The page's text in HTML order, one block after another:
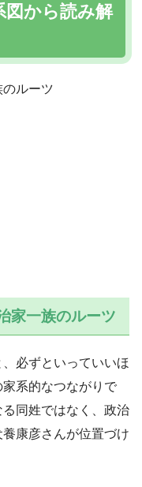
図から読み解
ルーツ
家一族のルーツ
必ずといっていいほ
系的なつながりで
同姓ではなく、政治
康彦さんが位置づけ